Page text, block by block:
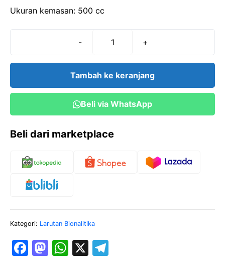
Ukuran kemasan: 500 cc
-
Kuantitas
ACETAT
500
+
Tambah ke keranjang
Beli via WhatsApp
Beli dari marketplace
Kategori: Larutan Bionalitika
F
M W X